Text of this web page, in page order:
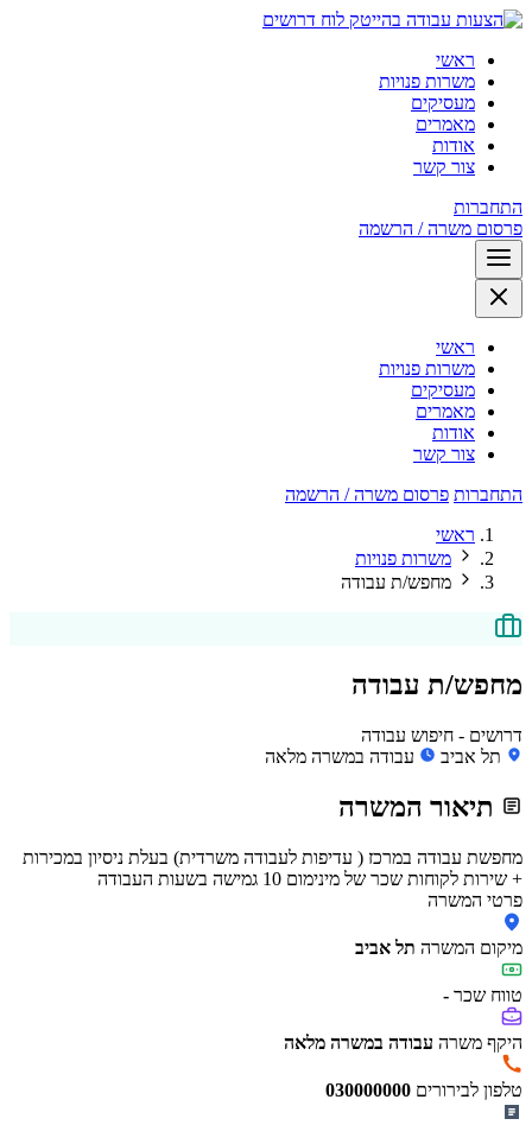
לוח דרושים
ראשי
משרות פנויות
מעסיקים
מאמרים
אודות
צור קשר
התחברות
פרסום משרה / הרשמה
ראשי
משרות פנויות
מעסיקים
מאמרים
אודות
צור קשר
התחברות פרסום משרה / הרשמה
ראשי
משרות פנויות
מחפש/ת עבודה
מחפש/ת עבודה
דרושים - חיפוש עבודה
תל אביב
עבודה במשרה מלאה
תיאור המשרה
מחפשת עבודה במרכז ( עדיפות לעבודה משרדית) בעלת ניסיון במכירות
+ שירות לקוחות שכר של מינימום 10 גמישה בשעות העבודה
פרטי המשרה
מיקום המשרה תל אביב
טווח שכר -
היקף משרה עבודה במשרה מלאה
טלפון לבירורים 030000000